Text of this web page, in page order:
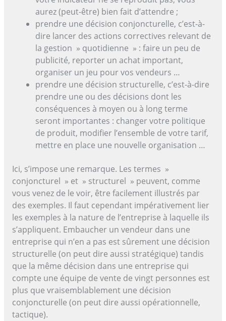
aurez (peut-être) bien fait d’attendre ;
prendre une décision conjoncturelle, c’est-à-
dire lancer des actions correctives relevant de
la gestion » quotidienne » : faire un peu de
publicité, reporter un achat important,
organiser un jeu pour vos vendeurs …
prendre une décision structurelle, c’est-à-dire
prendre une ou des décisions dont les
conséquences à moyen ou à long terme
seront importantes : changer votre politique
de produit, modifier l’ensemble de votre tarif,
mettre en place une nouvelle organisation …
Ici, s’impose une remarque. Les termes »
conjoncturel » et » structurel » peuvent, comme
vous venez de le voir, être facilement illustrés par
des exemples. Il faut cependant impérativement lier
les exemples à la nature de l’entreprise à laquelle ils
s’appliquent. Embaucher un vendeur dans une
entreprise qui n’en a pas est sûrement une décision
structurelle (on peut dire aussi stratégique) tandis
que la même décision dans une entreprise qui
compte une équipe de vente de vingt personnes est
plus que vraisemblablement une décision
conjoncturelle (on peut dire aussi opérationnelle,
tactique).